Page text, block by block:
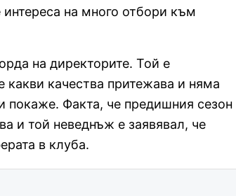
на много отбори към
на директорите. Той е
качества притежава и няма
покаже. Факта, че предишния сезон
и той неведнъж е заявявал, че
в клуба.